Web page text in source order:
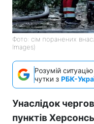
Фото: сім поранених
Images)
Розумій
чутки з РБК-
Унаслідок
пунктів